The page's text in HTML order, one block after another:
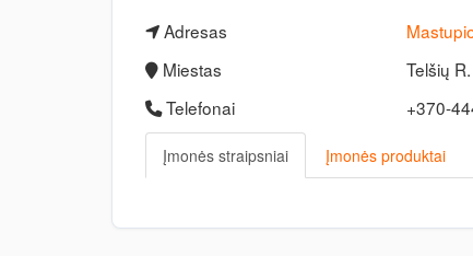
Adresas
Miestas
Telšių R.
Telefonai
+370-
Įmonės straipsniai Įmonės produktai